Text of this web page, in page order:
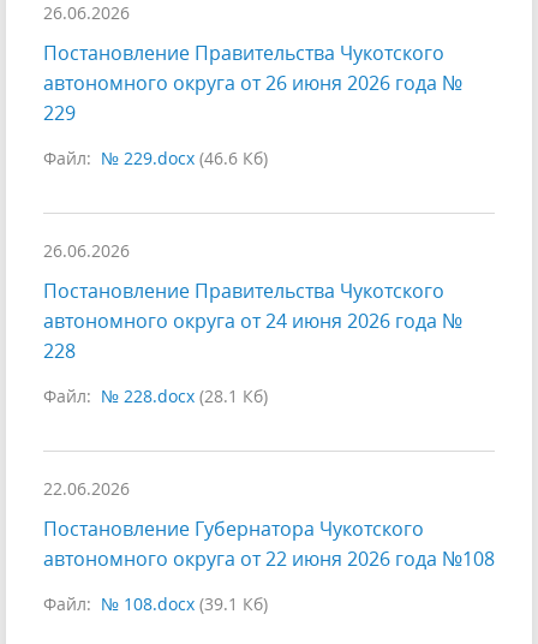
26.06.2026
Постановление Правительства Чукотского
автономного округа от 26 июня 2026 года №
229
Файл: № 229.docx (46.6 Кб)
26.06.2026
Постановление Правительства Чукотского
автономного округа от 24 июня 2026 года №
228
Файл: № 228.docx (28.1 Кб)
22.06.2026
Постановление Губернатора Чукотского
автономного округа от 22 июня 2026 года №108
Файл: № 108.docx (39.1 Кб)